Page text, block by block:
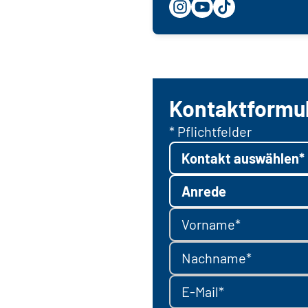
* Pflichtfelder
Kontakt auswählen*
Anrede
Vorname*
Nachname*
E-Mail*